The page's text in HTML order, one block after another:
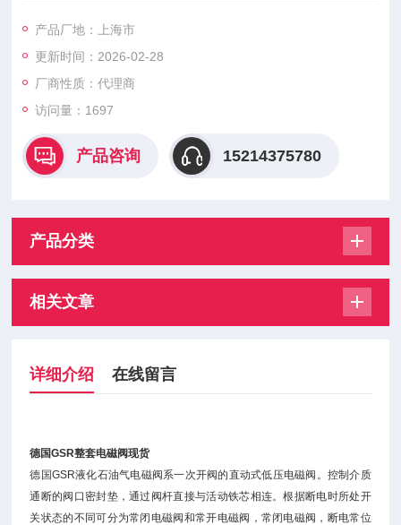
力先导小阀，主阀下腔压力上升，上腔压力下降，从而利用压差
把主阀向上推开；断电时，先导阀利用弹簧力或介质压力推动关
闭件，向下移动，使阀门关闭。
产品厂地：上海市
更新时间：2026-02-28
厂商性质：代理商
访问量：1697
产品咨询 15214375780
产品分类
相关文章
详细介绍 在线留言
德国GSR整套电磁阀现货
德国GSR液化石油气电磁阀系一次开阀的直动式低压电磁阀。控制介质
通断的阀口密封垫，通过阀杆直接与活动铁芯相连。根据断电时所处开
关状态的不同可分为常闭电磁阀和常开电磁阀，常闭电磁阀，断电常位